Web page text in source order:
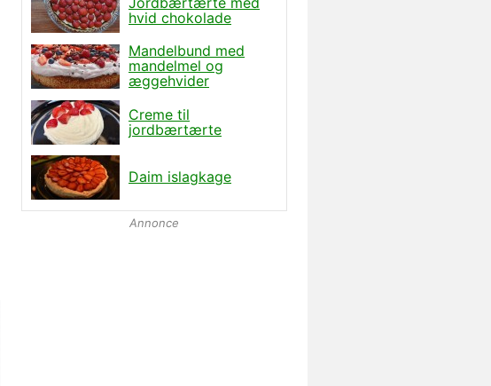
hvid chokolade
Mandelbund med
mandelmel og
æggehvider
Creme til
jordbærtærte
Daim islagkage
Annonce